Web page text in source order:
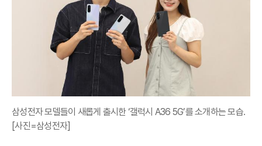
삼성전자 모델들이 새롭게 출시한 ‘갤럭시 A36 5G’를 소개하는 모습.
[사진=삼성전자]